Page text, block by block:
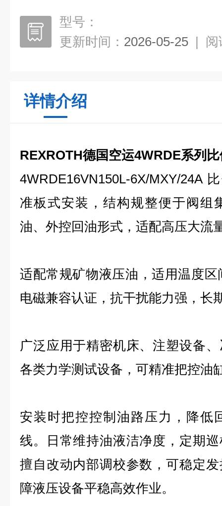
型号：
更新时间： 2026-05-25 | 阅
详情介绍
REXROTH德国空运4WRDE系列
4WRDE16VN150L-6X/MXY/24A
准板式安装，结构规整便于阀组
油、外控回油形式，适配高压大流
适配常规矿物液压油，适用温度
电磁兼容认证，抗干扰能力强，长
广泛应用于精密机床、注塑设备
各类力学测试设备，可精准把控油
安装时把控控制油路压力，降低
线。日常维持油液洁净度，定期
擅自改动内部调校参数，可稳定
障液压设备平稳高效作业。